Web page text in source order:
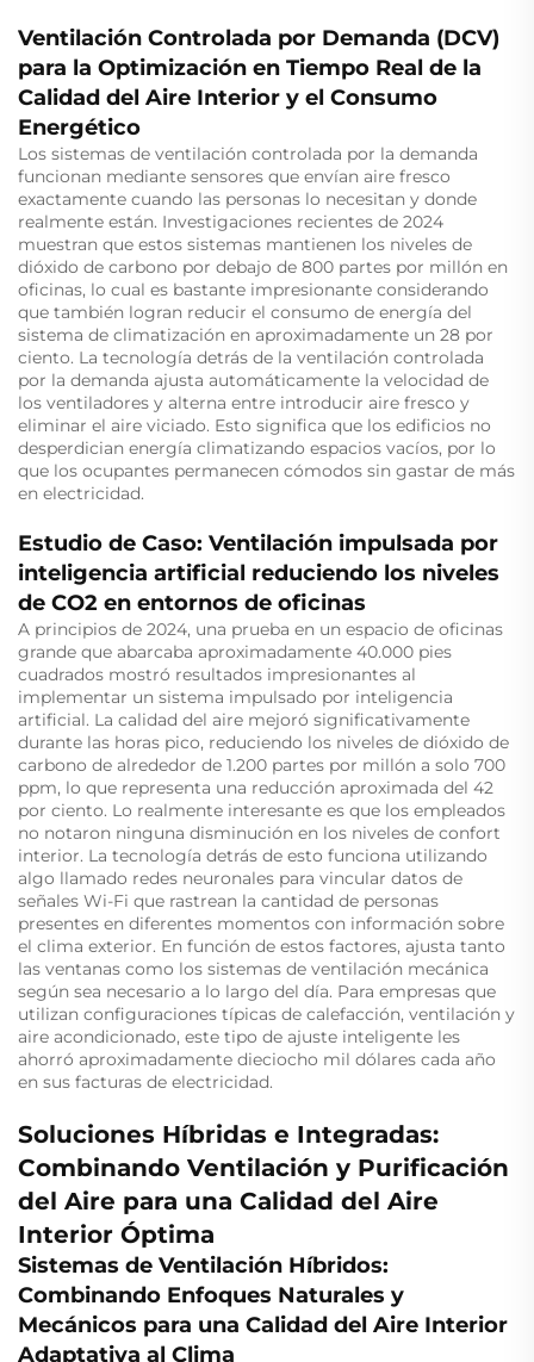
Ventilación Controlada por Demanda (DCV)
para la Optimización en Tiempo Real de la
Calidad del Aire Interior y el Consumo
Energético
Los sistemas de ventilación controlada por la demanda
funcionan mediante sensores que envían aire fresco
exactamente cuando las personas lo necesitan y donde
realmente están. Investigaciones recientes de 2024
muestran que estos sistemas mantienen los niveles de
dióxido de carbono por debajo de 800 partes por millón en
oficinas, lo cual es bastante impresionante considerando
que también logran reducir el consumo de energía del
sistema de climatización en aproximadamente un 28 por
ciento. La tecnología detrás de la ventilación controlada
por la demanda ajusta automáticamente la velocidad de
los ventiladores y alterna entre introducir aire fresco y
eliminar el aire viciado. Esto significa que los edificios no
desperdician energía climatizando espacios vacíos, por lo
que los ocupantes permanecen cómodos sin gastar de más
en electricidad.
Estudio de Caso: Ventilación impulsada por
inteligencia artificial reduciendo los niveles
de CO2 en entornos de oficinas
A principios de 2024, una prueba en un espacio de oficinas
grande que abarcaba aproximadamente 40.000 pies
cuadrados mostró resultados impresionantes al
implementar un sistema impulsado por inteligencia
artificial. La calidad del aire mejoró significativamente
durante las horas pico, reduciendo los niveles de dióxido de
carbono de alrededor de 1.200 partes por millón a solo 700
ppm, lo que representa una reducción aproximada del 42
por ciento. Lo realmente interesante es que los empleados
no notaron ninguna disminución en los niveles de confort
interior. La tecnología detrás de esto funciona utilizando
algo llamado redes neuronales para vincular datos de
señales Wi-Fi que rastrean la cantidad de personas
presentes en diferentes momentos con información sobre
el clima exterior. En función de estos factores, ajusta tanto
las ventanas como los sistemas de ventilación mecánica
según sea necesario a lo largo del día. Para empresas que
utilizan configuraciones típicas de calefacción, ventilación y
aire acondicionado, este tipo de ajuste inteligente les
ahorró aproximadamente dieciocho mil dólares cada año
en sus facturas de electricidad.
Soluciones Híbridas e Integradas:
Combinando Ventilación y Purificación
del Aire para una Calidad del Aire
Interior Óptima
Sistemas de Ventilación Híbridos:
Combinando Enfoques Naturales y
Mecánicos para una Calidad del Aire Interior
Adaptativa al Clima